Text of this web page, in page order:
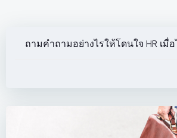
ถามคำถามอย่างไรให้โดนใจ HR เ